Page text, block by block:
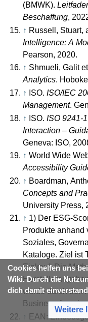
(BMWK).
Beschaffung,
↑ Russell, Stuart,
Intelligence: A
Pearson, 2020.
↑ Shmueli, Galit
Analytics.
↑
ISO. ISO/IEC
Management.
↑
ISO. ISO 9241-
Interaction –
Geneva: ISO,
↑ World Wide
Accessibility
↑ Boardman,
Concepts and
University Press,
↑ 1) Der ESG-
Produkte anhand
Soziales,
Kataloge. Ziel ist
Einkauf. Die
wurde durch den
Business Angels
↑ EAN:
Cookies helfen uns
Wiki. Durch die
dich damit
Weitere